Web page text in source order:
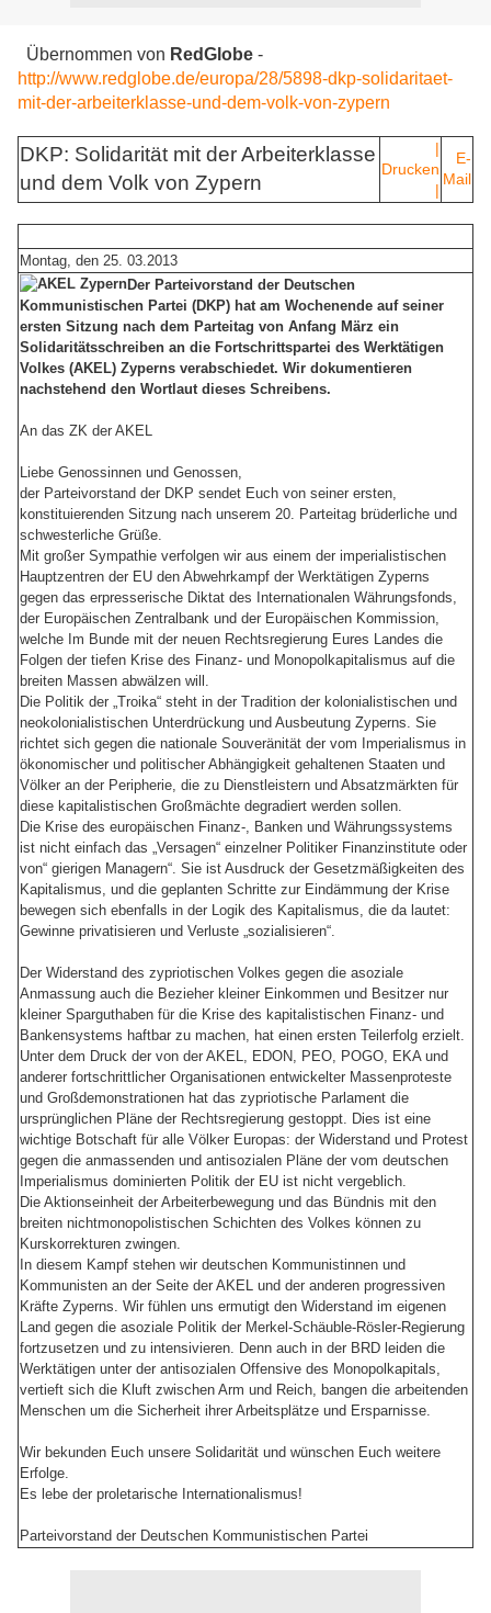
Übernommen von RedGlobe -
http://www.redglobe.de/europa/28/5898-dkp-solidaritaet-
mit-der-arbeiterklasse-und-dem-volk-von-zypern
DKP: Solidarität mit der Arbeiterklasse
und dem Volk von Zypern
|
Drucken
|
E-
Mail
Montag, den 25. 03.2013
Der Parteivorstand der Deutschen
Kommunistischen Partei (DKP) hat am Wochenende auf seiner
ersten Sitzung nach dem Parteitag von Anfang März ein
Solidaritätsschreiben an die Fortschrittspartei des Werktätigen
Volkes (AKEL) Zyperns verabschiedet. Wir dokumentieren
nachstehend den Wortlaut dieses Schreibens.
An das ZK der AKEL
Liebe Genossinnen und Genossen,
der Parteivorstand der DKP sendet Euch von seiner ersten,
konstituierenden Sitzung nach unserem 20. Parteitag brüderliche und
schwesterliche Grüße.
Mit großer Sympathie verfolgen wir aus einem der imperialistischen
Hauptzentren der EU den Abwehrkampf der Werktätigen Zyperns
gegen das erpresserische Diktat des Internationalen Währungsfonds,
der Europäischen Zentralbank und der Europäischen Kommission,
welche Im Bunde mit der neuen Rechtsregierung Eures Landes die
Folgen der tiefen Krise des Finanz- und Monopolkapitalismus auf die
breiten Massen abwälzen will.
Die Politik der „Troika“ steht in der Tradition der kolonialistischen und
neokolonialistischen Unterdrückung und Ausbeutung Zyperns. Sie
richtet sich gegen die nationale Souveränität der vom Imperialismus in
ökonomischer und politischer Abhängigkeit gehaltenen Staaten und
Völker an der Peripherie, die zu Dienstleistern und Absatzmärkten für
diese kapitalistischen Großmächte degradiert werden sollen.
Die Krise des europäischen Finanz-, Banken und Währungssystems
ist nicht einfach das „Versagen“ einzelner Politiker Finanzinstitute oder
von“ gierigen Managern“. Sie ist Ausdruck der Gesetzmäßigkeiten des
Kapitalismus, und die geplanten Schritte zur Eindämmung der Krise
bewegen sich ebenfalls in der Logik des Kapitalismus, die da lautet:
Gewinne privatisieren und Verluste „sozialisieren“.
Der Widerstand des zypriotischen Volkes gegen die asoziale
Anmassung auch die Bezieher kleiner Einkommen und Besitzer nur
kleiner Sparguthaben für die Krise des kapitalistischen Finanz- und
Bankensystems haftbar zu machen, hat einen ersten Teilerfolg erzielt.
Unter dem Druck der von der AKEL, EDON, PEO, POGO, EKA und
anderer fortschrittlicher Organisationen entwickelter Massenproteste
und Großdemonstrationen hat das zypriotische Parlament die
ursprünglichen Pläne der Rechtsregierung gestoppt. Dies ist eine
wichtige Botschaft für alle Völker Europas: der Widerstand und Protest
gegen die anmassenden und antisozialen Pläne der vom deutschen
Imperialismus dominierten Politik der EU ist nicht vergeblich.
Die Aktionseinheit der Arbeiterbewegung und das Bündnis mit den
breiten nichtmonopolistischen Schichten des Volkes können zu
Kurskorrekturen zwingen.
In diesem Kampf stehen wir deutschen Kommunistinnen und
Kommunisten an der Seite der AKEL und der anderen progressiven
Kräfte Zyperns. Wir fühlen uns ermutigt den Widerstand im eigenen
Land gegen die asoziale Politik der Merkel-Schäuble-Rösler-Regierung
fortzusetzen und zu intensivieren. Denn auch in der BRD leiden die
Werktätigen unter der antisozialen Offensive des Monopolkapitals,
vertieft sich die Kluft zwischen Arm und Reich, bangen die arbeitenden
Menschen um die Sicherheit ihrer Arbeitsplätze und Ersparnisse.
Wir bekunden Euch unsere Solidarität und wünschen Euch weitere
Erfolge.
Es lebe der proletarische Internationalismus!
Parteivorstand der Deutschen Kommunistischen Partei